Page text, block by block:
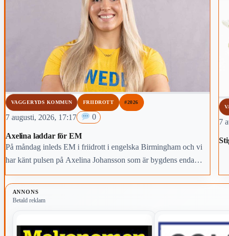
VAGGERYDS KOMMUN FRIIDROTT #2026
7 augusti, 2026, 17:17 0
Axelina laddar för EM
På måndag inleds EM i friidrott i engelska Birmingham och vi
har känt pulsen på Axelina Johansson som är bygdens enda
deltagare.
7
ANNONS
Betald reklam